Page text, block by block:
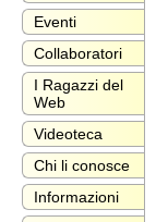
Eventi
Collaboratori
I Ragazzi del
Web
Videoteca
Chi li conosce
Informazioni